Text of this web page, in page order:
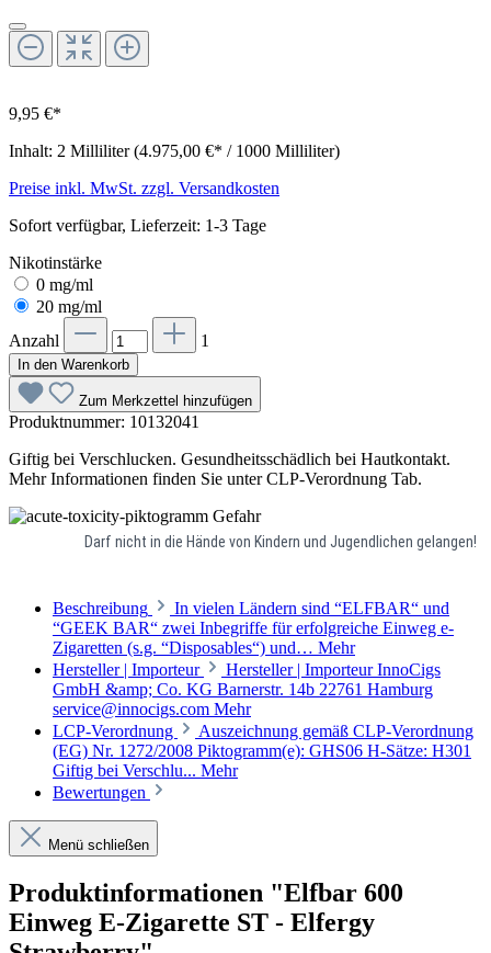
9,95 €*
Inhalt: 2 Milliliter(4.975,00 €* / 1000 Milliliter)
Preise inkl. MwSt. zzgl. Versandkosten
Sofort verfügbar, Lieferzeit: 1-3 Tage
Nikotinstärke
0 mg/ml
20 mg/ml
Anzahl
1
In den Warenkorb
Zum Merkzettel hinzufügen
Produktnummer: 10132041
Giftig bei Verschlucken. Gesundheitsschädlich bei Hautkontakt.
Mehr Informationen finden Sie unter CLP-Verordnung Tab.
Gefahr
Darf nicht in die Hände von Kindern und Jugendlichen gelangen!
Beschreibung
In vielen Ländern sind “ELFBAR“ und
“GEEK BAR“ zwei Inbegriffe für erfolgreiche Einweg e-
Zigaretten (s.g. “Disposables“) und… Mehr
Hersteller | Importeur
Hersteller | Importeur InnoCigs
GmbH &amp; Co. KG Barnerstr. 14b 22761 Hamburg
service@innocigs.com Mehr
LCP-Verordnung
Auszeichnung gemäß CLP-Verordnung
(EG) Nr. 1272/2008 Piktogramm(e): GHS06 H-Sätze: H301
Giftig bei Verschlu... Mehr
Bewertungen
Menü schließen
Produktinformationen "Elfbar 600
Einweg E-Zigarette ST - Elfergy